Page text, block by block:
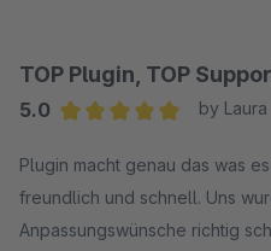
TOP Plugin, TOP
5.0
by Laura
Plugin macht genau das was
freundlich und schnell. Uns
Anpassungswünsche richtig